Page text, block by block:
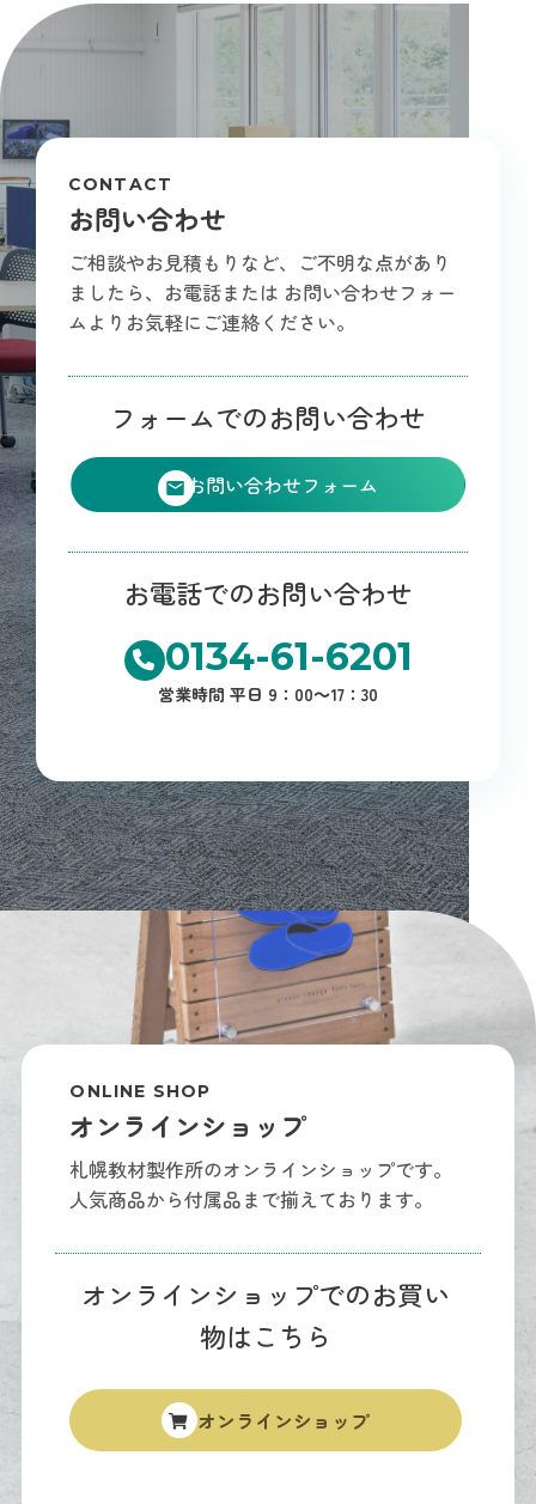
CONTACT
お問い合わせ
ご相談やお見積もりなど、ご不明な点があり
ましたら、お電話または お問い合わせフォー
ムよりお気軽にご連絡ください。
フォームでのお問い合わせ
お問い合わせフォーム
お電話でのお問い合わせ
0134-61-6201
営業時間 平日 9：00～17：30
ONLINE SHOP
オンラインショップ
札幌教材製作所のオンラインショップです。
人気商品から付属品まで揃えております。
オンラインショップでのお買い
物はこちら
オンラインショップ